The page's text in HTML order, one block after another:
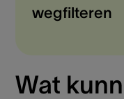
wegfilteren
Wat